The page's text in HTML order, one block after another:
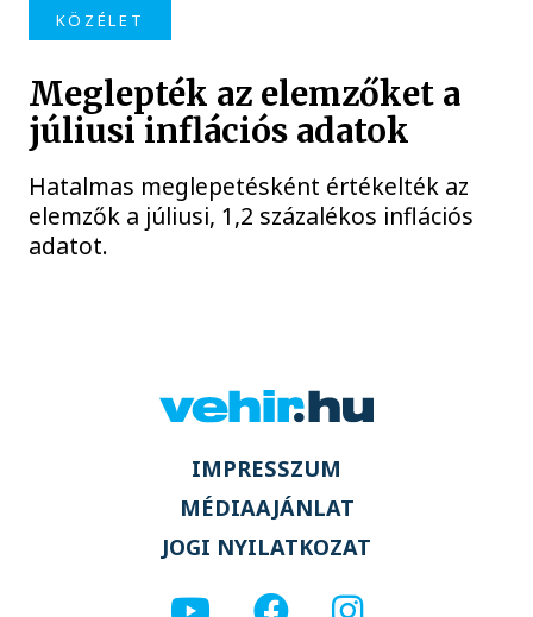
KÖZÉLET
Meglepték az elemzőket a
júliusi inflációs adatok
Hatalmas meglepetésként értékelték az
elemzők a júliusi, 1,2 százalékos inflációs
adatot.
IMPRESSZUM
MÉDIAAJÁNLAT
JOGI NYILATKOZAT